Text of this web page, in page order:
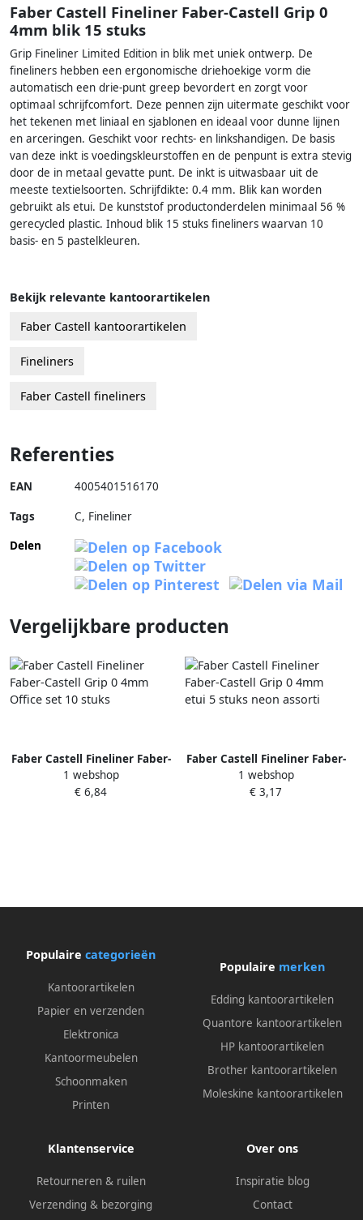
Faber Castell Fineliner Faber-Castell Grip 0
4mm blik 15 stuks
Grip Fineliner Limited Edition in blik met uniek ontwerp. De
fineliners hebben een ergonomische driehoekige vorm die
automatisch een drie-punt greep bevordert en zorgt voor
optimaal schrijfcomfort. Deze pennen zijn uitermate geschikt voor
het tekenen met liniaal en sjablonen en ideaal voor dunne lijnen
en arceringen. Geschikt voor rechts- en linkshandigen. De basis
van deze inkt is voedingskleurstoffen en de penpunt is extra stevig
door de in metaal gevatte punt. De inkt is uitwasbaar uit de
meeste textielsoorten. Schrijfdikte: 0.4 mm. Blik kan worden
gebruikt als etui. De kunststof productonderdelen minimaal 56 %
gerecycled plastic. Inhoud blik 15 stuks fineliners waarvan 10
basis- en 5 pastelkleuren.
Bekijk relevante kantoorartikelen
Faber Castell kantoorartikelen
Fineliners
Faber Castell fineliners
Referenties
EAN 4005401516170
Tags
C, Fineliner
Delen
Vergelijkbare producten
Faber Castell Fineliner Faber-
Castell Grip 0 4mm Office set
10 stuks
1 webshop
€ 6,84
Faber Castell Fineliner Faber-
Castell Grip 0 4mm etui 5
stuks neon assorti
1 webshop
€ 3,17
Populaire categorieën
Kantoorartikelen
Papier en verzenden
Elektronica
Kantoormeubelen
Schoonmaken
Printen
Populaire merken
Edding kantoorartikelen
Quantore kantoorartikelen
HP kantoorartikelen
Brother kantoorartikelen
Moleskine kantoorartikelen
Klantenservice
Retourneren & ruilen
Verzending & bezorging
Over ons
Inspiratie blog
Contact